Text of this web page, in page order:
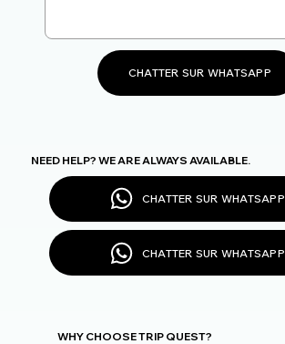
CHATTER SUR WHATSAPP
NEED HELP? WE ARE ALWAYS AVAILABLE.
CHATTER SUR WHATSAPP
CHATTER SUR WHATSAPP
WHY CHOOSE TRIP QUEST?